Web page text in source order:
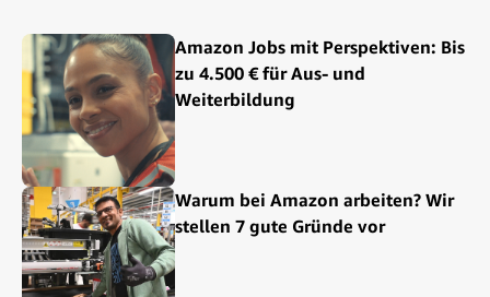
Amazon Jobs mit Perspektiven: Bis
zu 4.500 € für Aus- und
Weiterbildung
Warum bei Amazon arbeiten? Wir
stellen 7 gute Gründe vor